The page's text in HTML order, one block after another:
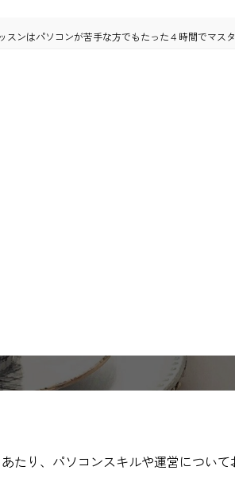
ンはパソコンが苦手な方でもたった４時間でマスタ
り、パソコンスキルや運営について